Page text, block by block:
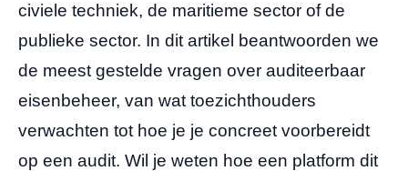
civiele techniek, de maritieme sector of de
publieke sector. In dit artikel beantwoorden we
de meest gestelde vragen over auditeerbaar
eisenbeheer, van wat toezichthouders
verwachten tot hoe je je concreet voorbereidt
op een audit. Wil je weten hoe een platform dit